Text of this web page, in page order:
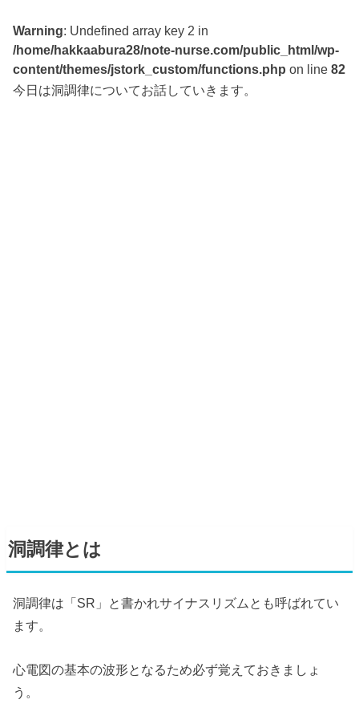
Warning: Undefined array key 2 in
/home/hakkaabura28/note-nurse.com/public_html/wp-
content/themes/jstork_custom/functions.php on line82
今日は洞調律についてお話していきます。
洞調律とは
洞調律は「SR」と書かれサイナスリズムとも呼ばれてい
ます。
心電図の基本の波形となるため必ず覚えておきましょ
う。